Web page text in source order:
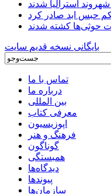
استرالیا شدند
حبس ابد صادر کرد
بایگانی نسخه قدیم سایت
تماس با ما
درباره ما
بین المللی
معرفی کتاب
اپوزیسیون
فرهنگ و هنر
گوناگون
همبستگی
دیدگاه‌ها
پیوندها
سازمان‌ها